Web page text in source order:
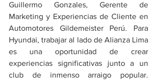
Guillermo Gonzales, Gerente de
Marketing y Experiencias de Cliente en
Automotores Gildemeister Perú. Para
Hyundai, trabajar al lado de Alianza Lima
es una oportunidad de crear
experiencias significativas junto a un
club de inmenso arraigo popular.